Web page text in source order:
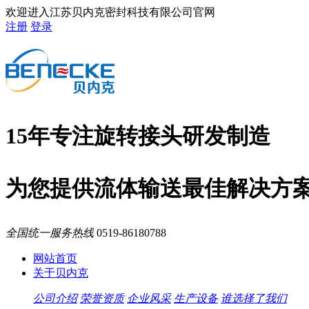
欢迎进入江苏贝内克密封科技有限公司官网
注册 登录
15年专注旋转接头研发制造
为您提供流体输送最佳解决方
全国统一服务热线0519-86180788
网站首页
关于贝内克
公司介绍 荣誉资质 企业风采 生产设备 谁选择了我们